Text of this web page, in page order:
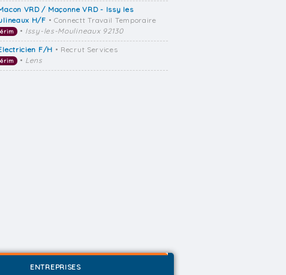
VRD / Maçonne VRD - Issy les
H/F • Connectt Travail Temporaire
• Issy-les-Moulineaux 92130
F/H • Recrut Services
• Lens
ENTREPRISES